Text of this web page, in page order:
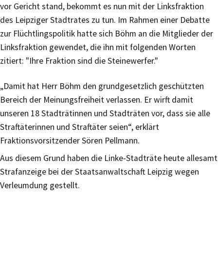
vor Gericht stand, bekommt es nun mit der Linksfraktion
des Leipziger Stadtrates zu tun. Im Rahmen einer Debatte
zur Flüchtlingspolitik hatte sich Böhm an die Mitglieder der
Linksfraktion gewendet, die ihn mit folgenden Worten
zitiert: "Ihre Fraktion sind die Steinewerfer."
„Damit hat Herr Böhm den grundgesetzlich geschützten
Bereich der Meinungsfreiheit verlassen. Er wirft damit
unseren 18 Stadträtinnen und Stadträten vor, dass sie alle
Straftäterinnen und Straftäter seien“, erklärt
Fraktionsvorsitzender Sören Pellmann.
Aus diesem Grund haben die Linke-Stadträte heute allesamt
Strafanzeige bei der Staatsanwaltschaft Leipzig wegen
Verleumdung gestellt.